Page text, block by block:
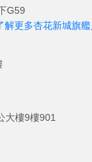
G59
解更多杏花新城旗
大樓9樓901